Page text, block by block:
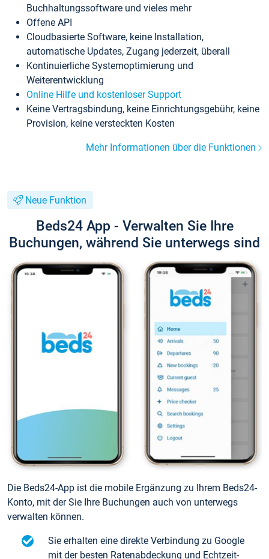
Buchhaltungssoftware und vieles mehr
Offene API
Cloudbasierte Software, keine Installation,
automatische Updates, Zugang jederzeit, überall
Kontinuierliche Systemoptimierung und
Weiterentwicklung
Online Hilfe und kostenloser Support
Keine Vertragsbindung, keine Einrichtungsgebühr, keine
Provision, keine versteckten Kosten
Mehr Informationen über die Funktionen
Neue Funktion
Beds24 App - Verwalten Sie Ihre
Buchungen, während Sie unterwegs sind
Die Beds24-App ist die mobile Ergänzung zu Ihrem Beds24-
Konto, mit der Sie Ihre Buchungen auch von unterwegs
verwalten können.
Sie erhalten eine direkte Verbindung zu Google
mit der besten Ratenabdeckung und Echtzeit-